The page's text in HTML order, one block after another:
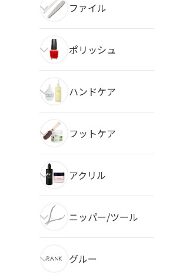
ファイル
ポリッシュ
ハンドケア
フットケア
アクリル
ニッパー/ツール
グルー